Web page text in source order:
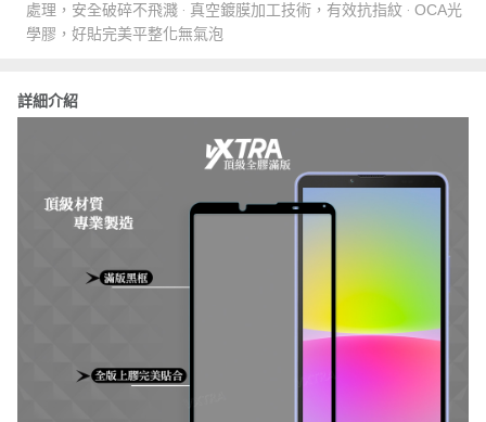
處理，安全破碎不飛濺 ‧ 真空鍍膜加工技術，有效抗指紋 ‧ OCA光
學膠，好貼完美平整化無氣泡
詳細介紹